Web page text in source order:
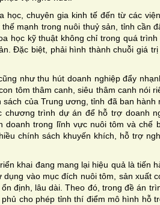
học, chuyên gia kinh tế đến từ các
mạnh trong nuôi thuỷ sản, tỉnh cần
học kỹ thuật không chỉ trong quá
Đặc biệt, phải hình thành chuỗi giá trị
như thu hút doanh nghiệp đẩy
tôm thâm canh, siêu thâm canh nói
của Trung ương, tỉnh đã ban hành
chương trình dự án để hỗ trợ doanh
doanh trong lĩnh vực nuôi tôm và chế
chính sách khuyến khích, hỗ trợ
khai đang mang lại hiệu quả là tiến
vào mục đích nuôi tôm, sản xuất
định, lâu dài. Theo đó, trong đề án
cho phép tỉnh thí điểm mô hình hỗ